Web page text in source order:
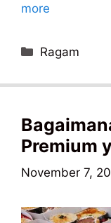
more
Categories
Ragam
Premium
November 7,